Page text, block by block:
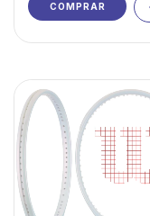
COMPRAR